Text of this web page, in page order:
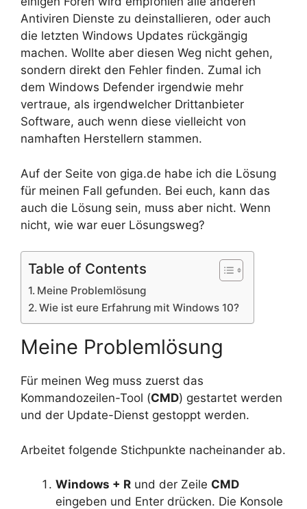
Antiviren Dienste zu deinstallieren, oder auch
die letzten Windows Updates rückgängig
machen. Wollte aber diesen Weg nicht gehen,
sondern direkt den Fehler finden. Zumal ich
dem Windows Defender irgendwie mehr
vertraue, als irgendwelcher Drittanbieter
Software, auch wenn diese vielleicht von
namhaften Herstellern stammen.
Auf der Seite von giga.de habe ich die Lösung
für meinen Fall gefunden. Bei euch, kann das
auch die Lösung sein, muss aber nicht. Wenn
nicht, wie war euer Lösungsweg?
Table of Contents
Meine Problemlösung
Wie ist eure Erfahrung mit Windows 10?
Meine Problemlösung
Für meinen Weg muss zuerst das
Kommandozeilen-Tool (CMD) gestartet werden
und der Update-Dienst gestoppt werden.
Arbeitet folgende Stichpunkte nacheinander ab.
Windows + R und der Zeile CMD
eingeben und Enter drücken. Die Konsole